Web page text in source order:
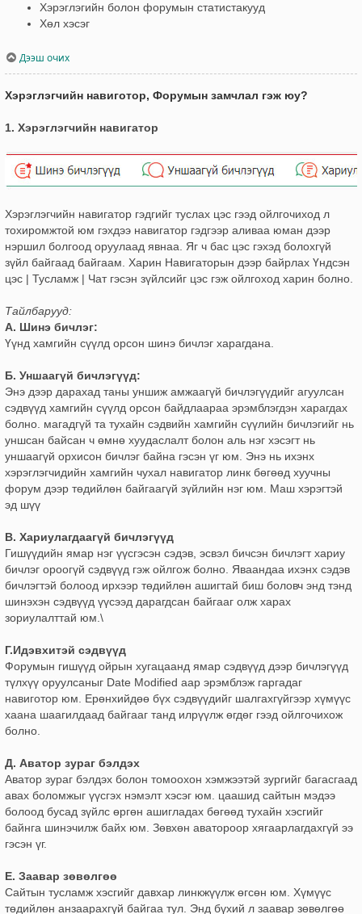
Хэрэглэгийн болон форумын статистакууд
Хөл хэсэг
Дээш очих
Хэрэглэгчийн навиготор, Форумын замчлал гэж юу?
1. Хэрэглэгчийн навигатор
Хэрэглэгчийн навигатор гэдгийг туслах цэс гээд ойлгочиход л
тохиромжтой юм гэхдээ навигатор гэдгээр аливаа юман дээр
нэршил болгоод оруулаад явнаа. Яг ч бас цэс гэхэд болохгүй
зүйл байгаад байгаам. Харин Навигаторын дээр байрлах Үндсэн
цэс | Тусламж | Чат гэсэн зүйлсийг цэс гэж ойлгоход харин болно.
Тайлбарууд:
А. Шинэ бичлэг:
Үүнд хамгийн сүүлд орсон шинэ бичлэг харагдана.
Б. Уншаагүй бичлэгүүд:
Энэ дээр дарахад таны уншиж амжаагүй бичлэгүүдийг агуулсан
сэдвүүд хамгийн сүүлд орсон байдлаараа эрэмблэгдэн харагдах
болно. магадгүй та тухайн сэдвийн хамгийн сүүлийн бичлэгийг нь
уншсан байсан ч өмнө хуудаслалт болон аль нэг хэсэгт нь
уншаагүй орхисон бичлэг байна гэсэн үг юм. Энэ нь ихэнх
хэрэглэгчидийн хамгийн чухал навигатор линк бөгөөд хуучны
форум дээр төдийлөн байгаагүй зүйлийн нэг юм. Маш хэрэгтэй
эд шүү
В. Хариулагдаагүй бичлэгүүд
Гишүүдийн ямар нэг үүсгэсэн сэдэв, эсвэл бичсэн бичлэгт хариу
бичлэг ороогүй сэдвүүд гэж ойлгож болно. Яваандаа ихэнх сэдэв
бичлэгтэй болоод ирхээр төдийлөн ашигтай биш боловч энд тэнд
шинэхэн сэдвүүд үүсээд дарагдсан байгааг олж харах
зориулалттай юм.\
Г.Идэвхитэй сэдвүүд
Форумын гишүүд ойрын хугацаанд ямар сэдвүүд дээр бичлэгүүд
түлхүү оруулсаныг Date Modified аар эрэмблэж гаргадаг
навиготор юм. Ерөнхийдөө бүх сэдвүүдийг шалгахгүйгээр хүмүүс
хаана шаагилдаад байгааг танд илрүүлж өгдөг гээд ойлгочихож
болно.
Д. Аватор зураг бэлдэх
Аватор зураг бэлдэх болон томоохон хэмжээтэй зургийг багасгаад
авах боломжыг үүсгэх нэмэлт хэсэг юм. цаашид сайтын мэдээ
болоод бусад зүйлс өргөн ашигладах бөгөөд тухайн хэсгийг
байнга шинэчилж байх юм. Зөвхөн аватороор хягаарлагдахгүй ээ
гэсэн үг.
Е. Заавар зөвөлгөө
Сайтын тусламж хэсгийг давхар линкжүүлж өгсөн юм. Хүмүүс
төдийлөн анзаарахгүй байгаа тул. Энд бүхий л заавар зөвөлгөө